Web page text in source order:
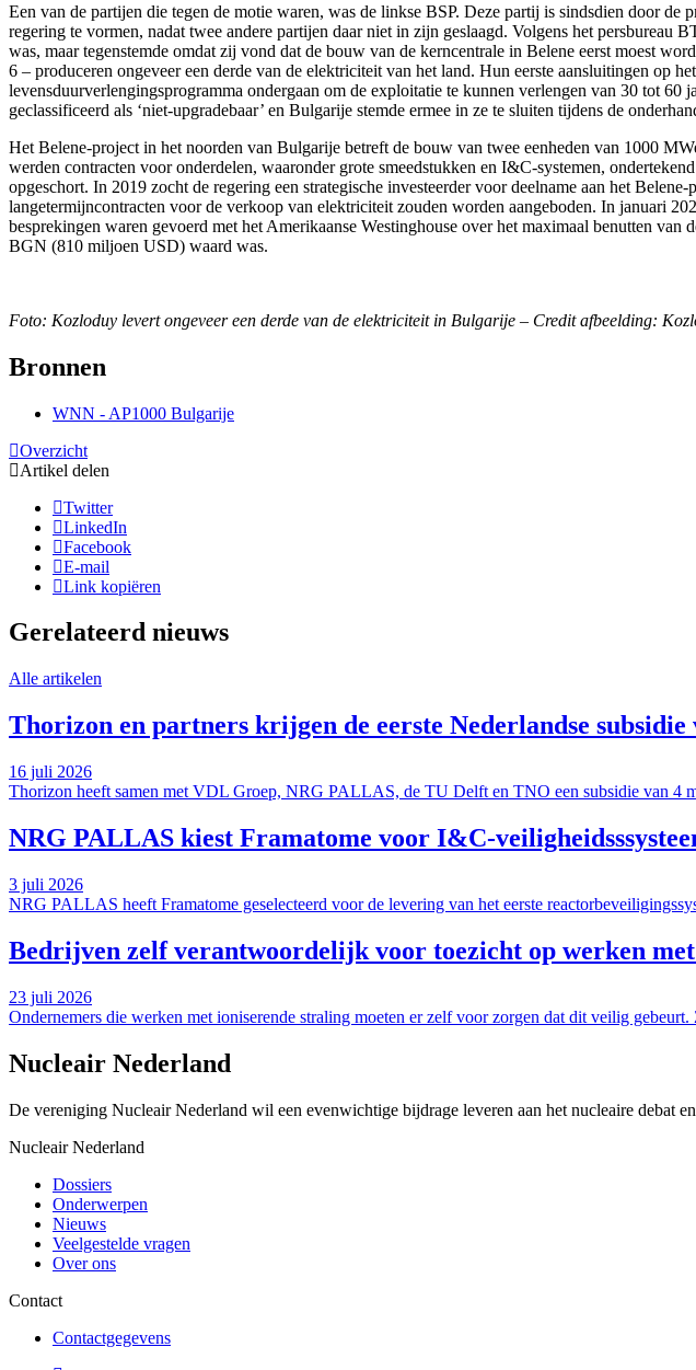
Een van de partijen die tegen de motie waren, was de linkse BSP. Deze partij is sindsdien door
regering te vormen, nadat twee andere partijen daar niet in zijn geslaagd. Volgens het
was, maar tegenstemde omdat zij vond dat de bouw van de kerncentrale in Belene eerst moest
6 – produceren ongeveer een derde van de elektriciteit van het land. Hun eerste aansluitingen op
levensduurverlengingsprogramma ondergaan om de exploitatie te kunnen verlengen van 30 tot
geclassificeerd als ‘niet-upgradebaar’ en Bulgarije stemde ermee in ze te sluiten tijdens de
Het Belene-project in het noorden van Bulgarije betreft de bouw van twee eenheden van 1000
werden contracten voor onderdelen, waaronder grote smeedstukken en I&C-systemen,
opgeschort. In 2019 zocht de regering een strategische investeerder voor deelname aan het
langetermijncontracten voor de verkoop van elektriciteit zouden worden aangeboden. In januari
besprekingen waren gevoerd met het Amerikaanse Westinghouse over het maximaal benutten
BGN (810 miljoen USD) waard was.
Foto: Kozloduy levert ongeveer een derde van de elektriciteit in Bulgarije – Credit afbeelding:
Bronnen
WNN - AP1000 Bulgarije
Overzicht
Artikel delen
Twitter
LinkedIn
Facebook
E-mail
Link kopiëren
Gerelateerd nieuws
Alle artikelen
Thorizon en partners krijgen de eerste Nederlandse
16 juli 2026
Thorizon heeft samen met VDL Groep, NRG PALLAS, de TU Delft en TNO een subsidie van 4
NRG PALLAS kiest Framatome voor I&C-
3 juli 2026
NRG PALLAS heeft Framatome geselecteerd voor de levering van het eerste
Bedrijven zelf verantwoordelijk voor toezicht op werken
23 juli 2026
Ondernemers die werken met ioniserende straling moeten er zelf voor zorgen dat dit veilig
Nucleair Nederland
De vereniging Nucleair Nederland wil een evenwichtige bijdrage leveren aan het nucleaire debat
Nucleair Nederland
Dossiers
Onderwerpen
Nieuws
Veelgestelde vragen
Over ons
Contact
Contactgegevens